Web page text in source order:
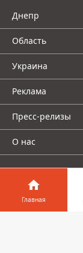
Днепр
Область
Украина
Реклама
Пресс-релизы
О нас
Главная